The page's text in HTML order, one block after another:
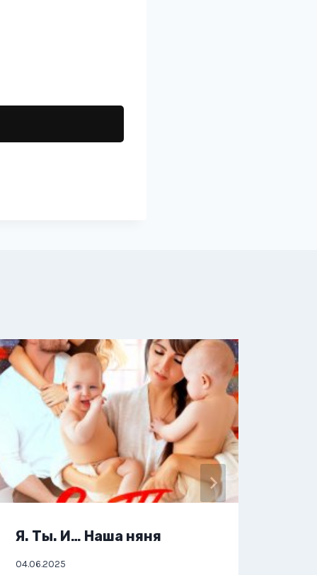
Я. Ты. И… Наша няня
04.06.2025